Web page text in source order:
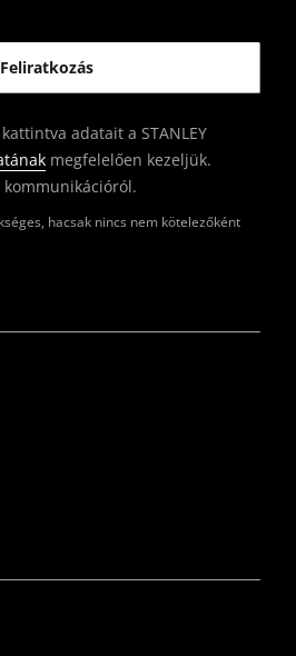
hacsak nincs nem kötelezőként
adatait a STANLEY
megfelelően kezeljük.